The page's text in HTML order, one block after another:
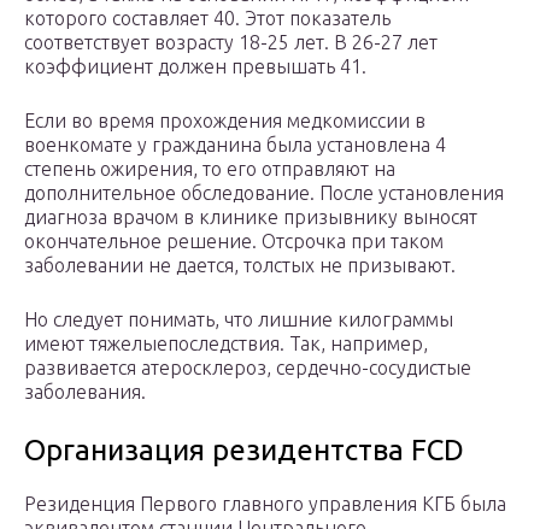
которого составляет 40. Этот показатель
соответствует возрасту 18-25 лет. В 26-27 лет
коэффициент должен превышать 41.
Если во время прохождения медкомиссии в
военкомате у гражданина была установлена 4
степень ожирения, то его отправляют на
дополнительное обследование. После установления
диагноза врачом в клинике призывнику выносят
окончательное решение. Отсрочка при таком
заболевании не дается, толстых не призывают.
Но следует понимать, что лишние килограммы
имеют тяжелыепоследствия. Так, например,
развивается атеросклероз, сердечно-сосудистые
заболевания.
Организация резидентства FCD
Резиденция Первого главного управления КГБ была